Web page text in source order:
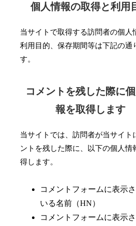
個人情報の取得と利用
当サイトで取得する訪問者の個人
利用目的、保存期間等は下記の通
す。
コメントを残した際に
報を取得します
当サイトでは、訪問者が当サイト
ントを残した際に、以下の個人情
得します。
コメントフォームに表示
いる名前（HN）
コメントフォームに表示